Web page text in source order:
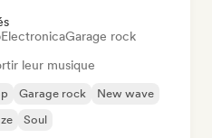
ElectronicaGarage rock
leur musique
Garage rock
New wave
Soul